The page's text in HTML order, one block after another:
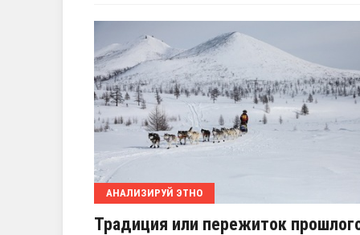
АНАЛИЗИРУЙ ЭТНО
Традиция или пережиток